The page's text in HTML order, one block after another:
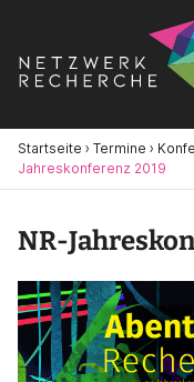
Startseite › Termine ›
Jahreskonferenz 2019
NR-